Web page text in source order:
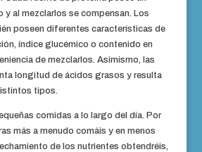
y al mezclarlos se compensan. Los
poseen diferentes características de
índice glucémico o contenido en
de mezclarlos. Asimismo, las
longitud de ácidos grasos y resulta
tipos.
comidas a lo largo del día. Por
más a menudo comáis y en menos
de los nutrientes obtendréis,